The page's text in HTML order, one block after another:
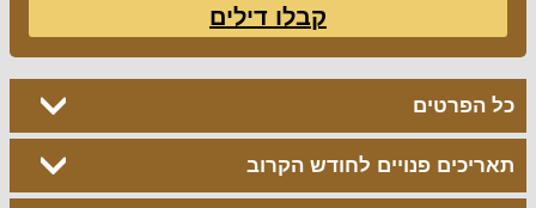
קבלו דילים
כל הפרטים
תאריכים פנויים לחודש הקרוב